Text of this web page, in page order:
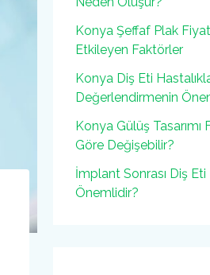
Konya Şeffaf Plak
Etkileyen Faktörler
Konya Diş Eti
Değerlendirmenin
Konya Gülüş Tasarımı
Göre Değişebilir?
İmplant Sonrası Diş Eti
Önemlidir?